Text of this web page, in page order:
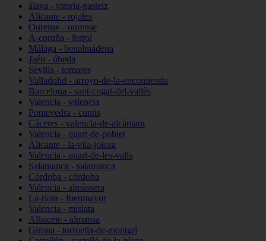
álava - vitoria-gasteiz
Alicante - rojales
Ourense - ourense
A-coruña - ferrol
Málaga - benalmádena
Jaén - úbeda
Sevilla - tomares
Valladolid - arroyo-de-la-encomienda
Barcelona - sant-cugat-del-vallès
Valencia - valencia
Pontevedra - cuntis
Cáceres - valencia-de-alcántara
Valencia - quart-de-poblet
Alicante - la-vila-joiosa
Valencia - quart-de-les-valls
Salamanca - salamanca
Córdoba - córdoba
Valencia - almàssera
La-rioja - fuenmayor
Valencia - mislata
Albacete - almansa
Girona - torroella-de-montgrí